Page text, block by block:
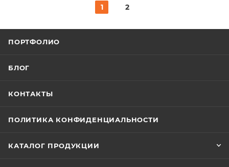
1 2
ПОРТФОЛИО
БЛОГ
КОНТАКТЫ
ПОЛИТИКА КОНФИДЕНЦИАЛЬНОСТИ
КАТАЛОГ ПРОДУКЦИИ